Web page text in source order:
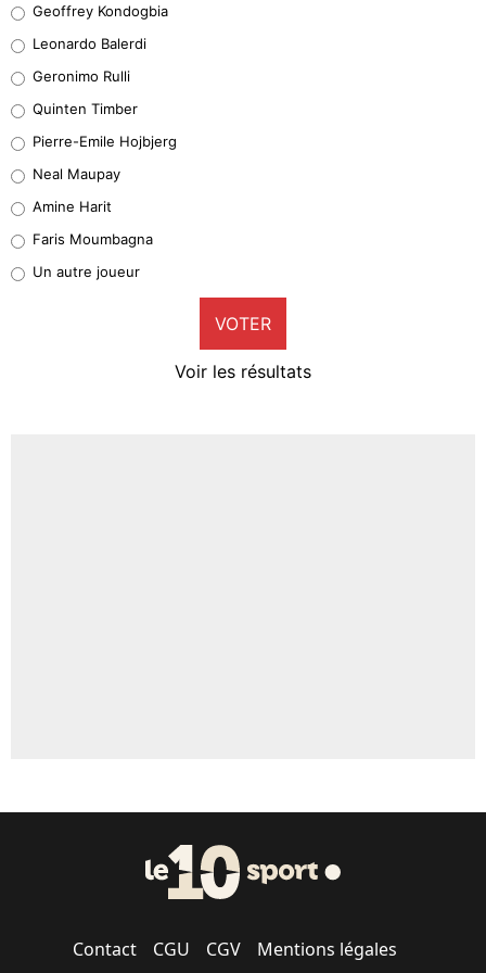
38%
32%
5%
1%
9%
Geoffrey Kondogbia
Leonardo Balerdi
Geronimo Rulli
Quinten Timber
Pierre-Emile Hojbjerg
Neal Maupay
Amine Harit
Faris Moumbagna
Un autre joueur
VOTER
Voir les résultats
Contact CGU CGV Mentions légales